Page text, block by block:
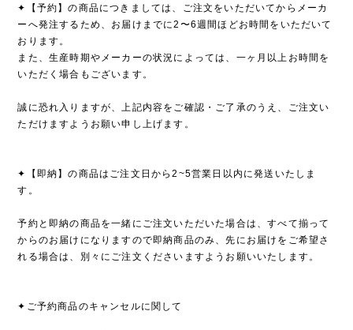
✦【予約】の商品につきましては、ご注文をいただいてからメーカ
ーへ発注するため、お届けまでに2〜6週間ほどお時間をいただいて
おります。
また、生産時期やメーカーの状況によっては、一ヶ月以上お時間を
いただく場合もございます。
誠に恐れ入りますが、上記内容をご確認・ご了承のうえ、ご注文い
ただけますようお願い申し上げます。
✦【即納】の商品はご注文日から2~5営業日以内に発送いたしま
す。
予約と即納の商品を一緒にご注文いただいた場合は、すべて揃って
からのお届けになりますので即納商品のみ、先にお届けをご希望さ
れる場合は、別々にご注文くださいますようお願いいたします。
✦ご予約商品のキャンセルに関して